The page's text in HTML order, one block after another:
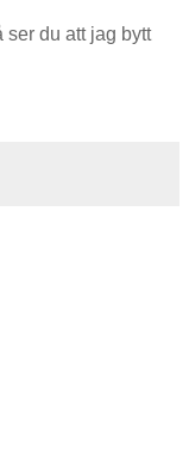
ser du att jag bytt